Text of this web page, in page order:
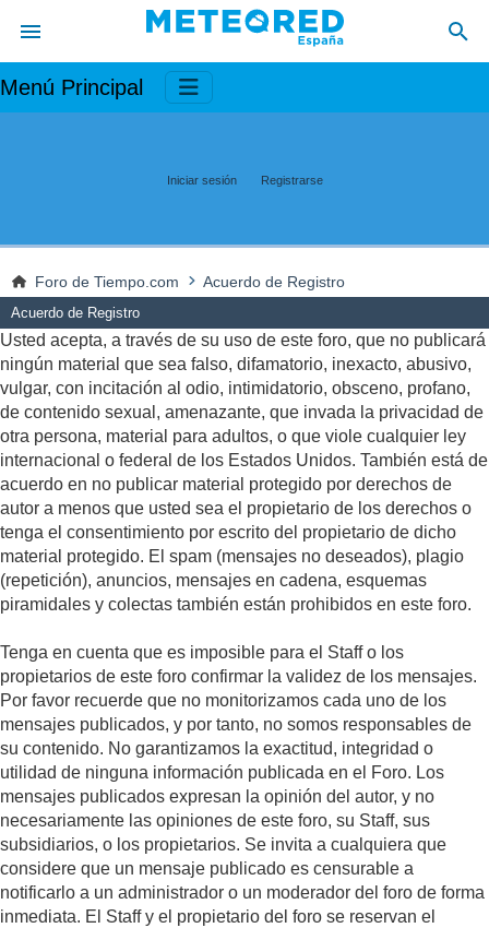
Menú Principal
Iniciar sesión Registrarse
Foro de Tiempo.com Acuerdo de Registro
Acuerdo de Registro
Usted acepta, a través de su uso de este foro, que no publicará
ningún material que sea falso, difamatorio, inexacto, abusivo,
vulgar, con incitación al odio, intimidatorio, obsceno, profano,
de contenido sexual, amenazante, que invada la privacidad de
otra persona, material para adultos, o que viole cualquier ley
internacional o federal de los Estados Unidos. También está de
acuerdo en no publicar material protegido por derechos de
autor a menos que usted sea el propietario de los derechos o
tenga el consentimiento por escrito del propietario de dicho
material protegido. El spam (mensajes no deseados), plagio
(repetición), anuncios, mensajes en cadena, esquemas
piramidales y colectas también están prohibidos en este foro.
Tenga en cuenta que es imposible para el Staff o los
propietarios de este foro confirmar la validez de los mensajes.
Por favor recuerde que no monitorizamos cada uno de los
mensajes publicados, y por tanto, no somos responsables de
su contenido. No garantizamos la exactitud, integridad o
utilidad de ninguna información publicada en el Foro. Los
mensajes publicados expresan la opinión del autor, y no
necesariamente las opiniones de este foro, su Staff, sus
subsidiarios, o los propietarios. Se invita a cualquiera que
considere que un mensaje publicado es censurable a
notificarlo a un administrador o un moderador del foro de forma
inmediata. El Staff y el propietario del foro se reservan el